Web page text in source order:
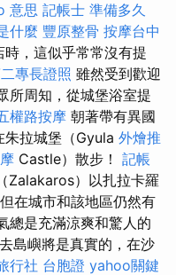
意思 記帳士 準備多久
什麼 豐原整骨 按摩台中
，這似乎常常沒有提
專長證照 雖然受到歡迎
所周知，從城堡浴室提
權路按摩 朝著帶有異國
朱拉城堡（Gyula 外燴推
Castle）散步！ 記帳
Zalakaros）以扎拉卡羅
在城市和該地區仍然有
總是充滿涼爽和驚人的
去島嶼將是真實的，在沙
行社 台胞證 yahoo關鍵